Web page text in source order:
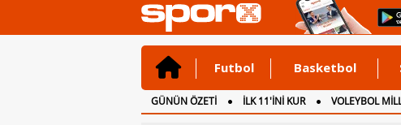
Futbol Basketbol
GÜNÜN ÖZETİ İLK 11'İNİ KUR VOLEYBOL
CANLI ANLATIM
İNGİLTERE